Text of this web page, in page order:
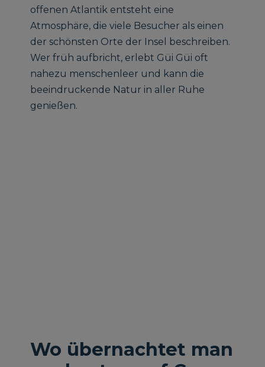
offenen Atlantik entsteht eine
Atmosphäre, die viele Besucher als einen
der schönsten Orte der Insel beschreiben.
Wer früh aufbricht, erlebt Güi Güi oft
nahezu menschenleer und kann die
beeindruckende Natur in aller Ruhe
genießen.
Wo übernachtet man